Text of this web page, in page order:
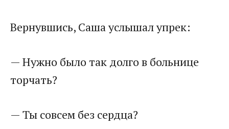
Вернувшись, Саша услышал упрек:
— Нужно было так долго в больнице
торчать?
— Ты совсем без сердца?